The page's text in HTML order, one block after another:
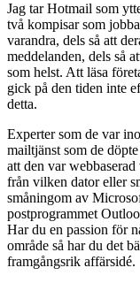
Jag tar Hotmail som
två kompisar som
varandra, dels så att
meddelanden, dels så
som helst. Att läsa
gick på den tiden inte
detta.
Experter som de var
mailtjänst som de
att den var
från vilken dator eller
småningom av
postprogrammet
Har du en passion för
område så har du det
framgångsrik affärsidé.